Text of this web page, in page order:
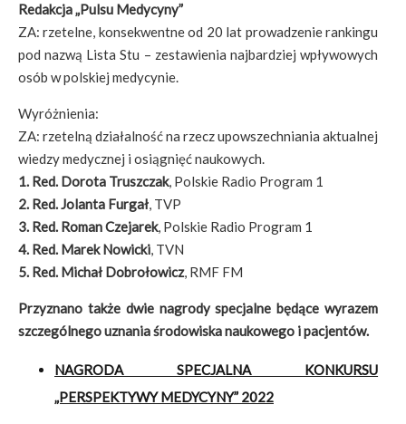
Redakcja „Pulsu Medycyny”
ZA: rzetelne, konsekwentne od 20 lat prowadzenie rankingu
pod nazwą Lista Stu – zestawienia najbardziej wpływowych
osób w polskiej medycynie.
Wyróżnienia:
ZA: rzetelną działalność na rzecz upowszechniania aktualnej
wiedzy medycznej i osiągnięć naukowych.
1. Red. Dorota Truszczak, Polskie Radio Program 1
2. Red. Jolanta Furgał, TVP
3. Red. Roman Czejarek, Polskie Radio Program 1
4. Red. Marek Nowicki, TVN
5. Red. Michał Dobrołowicz, RMF FM
Przyznano także dwie nagrody specjalne będące wyrazem
szczególnego uznania środowiska naukowego i pacjentów.
NAGRODA SPECJALNA KONKURSU
„PERSPEKTYWY MEDYCYNY” 2022